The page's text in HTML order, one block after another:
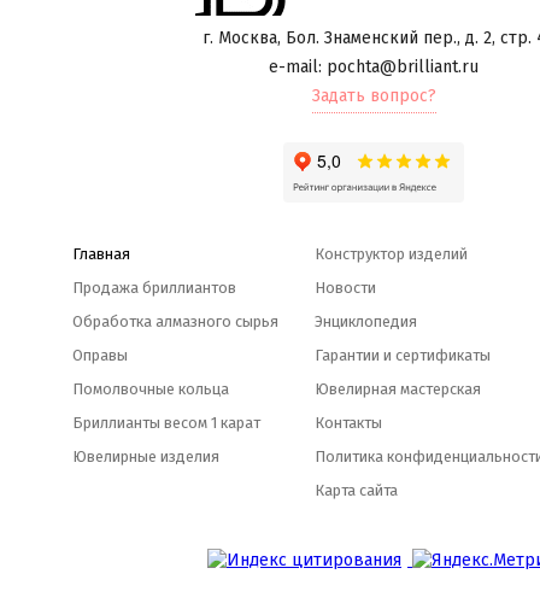
г. Москва, Бол. Знаменский пер., д. 2, стр.
e-mail: pochta@brilliant.ru
Задать вопрос?
Главная
Продажа бриллиантов
Обработка алмазного сырья
Оправы
Помолвочные кольца
Бриллианты весом 1 карат
Ювелирные изделия
Конструктор изделий
Новости
Энциклопедия
Гарантии и сертификаты
Ювелирная мастерская
Контакты
Политика
Карта сайта